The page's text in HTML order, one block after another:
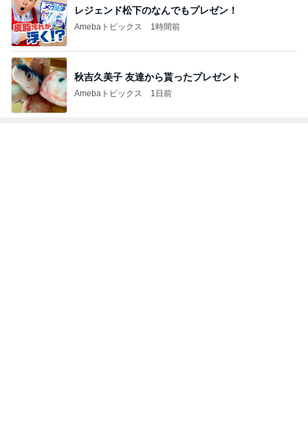
レジェンド松下のなんでもプレゼン！
Amebaトピックス 1時間前
秋吉久美子 友達から貰ったプレゼント
Amebaトピックス 1日前